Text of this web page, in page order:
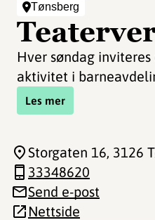
Tønsberg
Hver søndag
aktivitet i
Les mer
Storgaten 16, 3126
33348620
Send e-post
Nettside